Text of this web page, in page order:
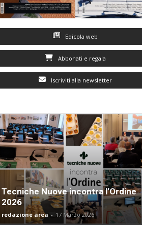
Edicola web
Abbonati e regala
Iscriviti alla newsletter
Tecniche Nuove incontra l’Ordine
2026
redazione area - 17 Marzo 2026